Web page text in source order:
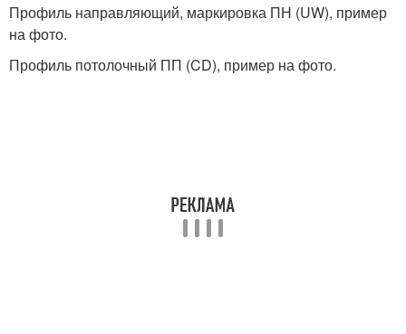
Профиль направляющий, маркировка ПН (UW), пример
на фото.
Профиль потолочный ПП (CD), пример на фото.